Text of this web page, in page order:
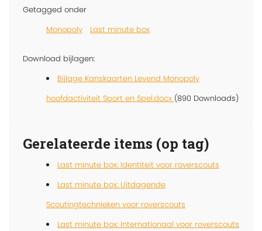
Getagged onder
Monopoly
Last minute box
Download bijlagen:
Bijlage Kanskaarten Levend Monopoly
hoofdactiviteit Sport en Spel.docx (890 Downloads)
Gerelateerde items (op tag)
Last minute box: Identiteit voor roverscouts
Last minute box: Uitdagende
Scoutingtechnieken voor roverscouts
Last minute box: Internationaal voor roverscouts